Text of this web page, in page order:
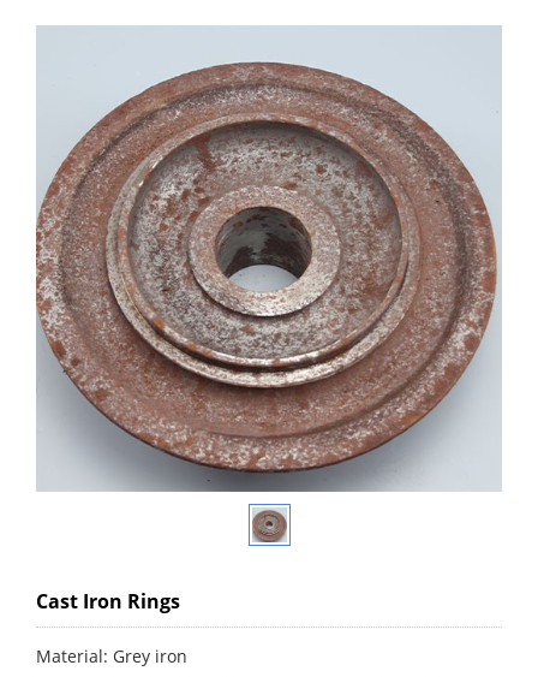
Cast Iron Rings
Material: Grey iron